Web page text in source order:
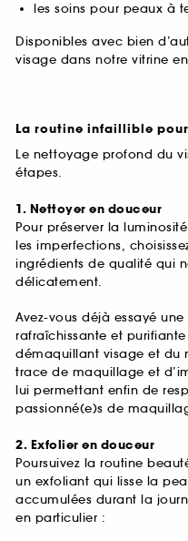
les soins pour peaux à
Disponibles avec bien
visage dans notre vitrine
La routine infaillible
Le nettoyage profond du
étapes.
1. Nettoyer en douceur
Pour préserver la
les imperfections,
ingrédients de qualité qui
délicatement.
Avez-vous déjà essayé
rafraîchissante et
démaquillant visage et du
trace de maquillage et
lui permettant enfin de
passionné(e)s de
2. Exfolier en douceur
Poursuivez la routine
un exfoliant qui lisse la
accumulées durant la
en particulier :